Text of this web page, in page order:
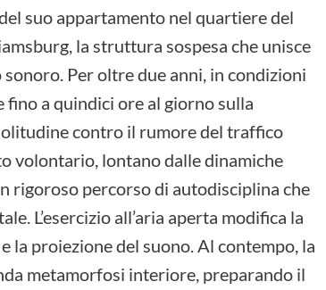
suo appartamento nel quartiere del
la struttura sospesa che unisce
Per oltre due anni, in condizioni
a quindici ore al giorno sulla
contro il rumore del traffico
volontario, lontano dalle dinamiche
rigoroso percorso di autodisciplina che
L’esercizio all’aria aperta modifica la
la proiezione del suono. Al contempo, la
metamorfosi interiore, preparando il